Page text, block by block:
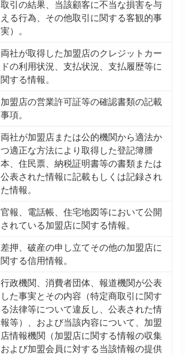
取引の結果、当該顧客に不当な損害を与
える行為、その他取引に関する客観的事
実）。
両社が取得した加盟店のクレジットカー
ドの利用状況、支払状況、支払履歴等に
関する情報。
加盟店の営業許可証等の確認書類の記載
事項。
両社が加盟店または公的機関から適法か
つ適正な方法により取得した登記簿謄
本、住民票、納税証明書等の書類または
公表された情報に記載もしくは記録され
た情報。
官報、電話帳、住宅地図等において公開
されている加盟店に関する情報。
差押、破産の申し立てその他の加盟店に
関する信用情報。
行政機関、消費者団体、報道機関が公表
した事実とその内容（特定商取引に関す
る法律等について違反し、公表された情
報等）、および当該内容について、加盟
店情報機関（加盟店に関する情報の収集
および加盟会員に対する当該情報の提供